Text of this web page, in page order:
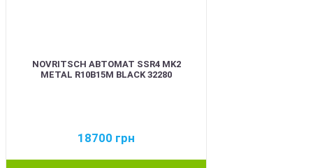
NOVRITSCH АВТОМАТ SSR4 MK2
METAL R10B15M BLACK 32280
18700 грн